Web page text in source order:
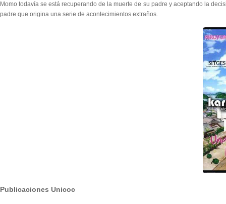
Momo todavía se está recuperando de la muerte de su padre y aceptando la
padre que origina una serie de acontecimientos extraños.
Publicaciones Unicoc